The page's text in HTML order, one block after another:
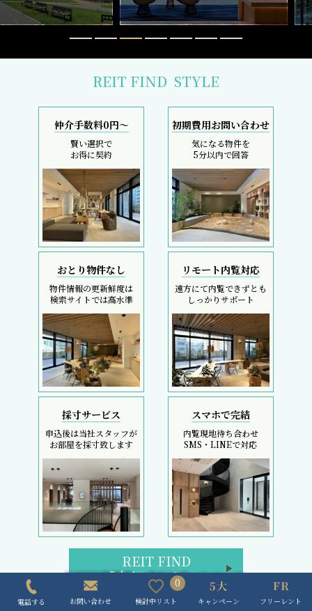
おとり物件なし
検索サイトでは高水準
リモート内覧対応
しっかりサポート
採寸サービス
申込後は当社スタッフが
お部屋を採寸致します
スマホで完結
内覧現地待ち合わせ
SMS・LINEで対応
REIT FIND
5大キャンペーン
初回契約金のコストカットは、フリーレント検索へ
電話する お問い合わせ
0
検討中リスト キャンペーン フリーレント